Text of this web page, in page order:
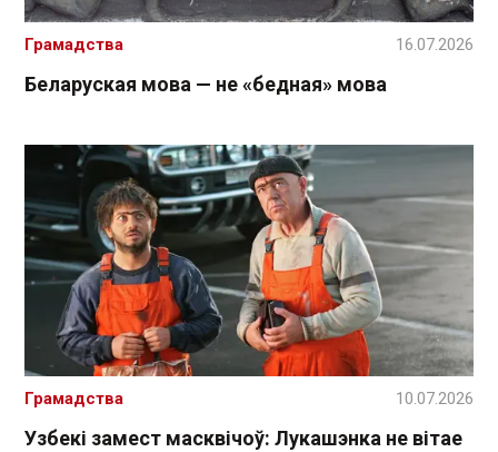
Беларуская мова — не «бедная» мова
Грамадства 16.07.2026
Узбекі замест масквічоў: Лукашэнка не вітае
Грамадства 10.07.2026